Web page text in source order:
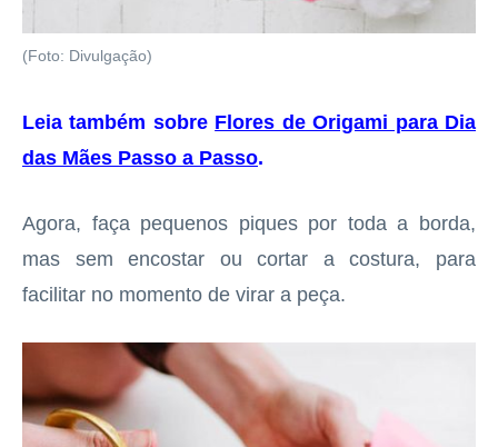
(Foto: Divulgação)
Leia também sobre Flores de Origami para Dia
das Mães Passo a Passo.
Agora, faça pequenos piques por toda a borda,
mas sem encostar ou cortar a costura, para
facilitar no momento de virar a peça.